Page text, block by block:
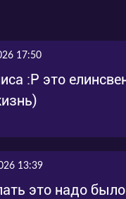
17:50
:P это
13:39
это надо